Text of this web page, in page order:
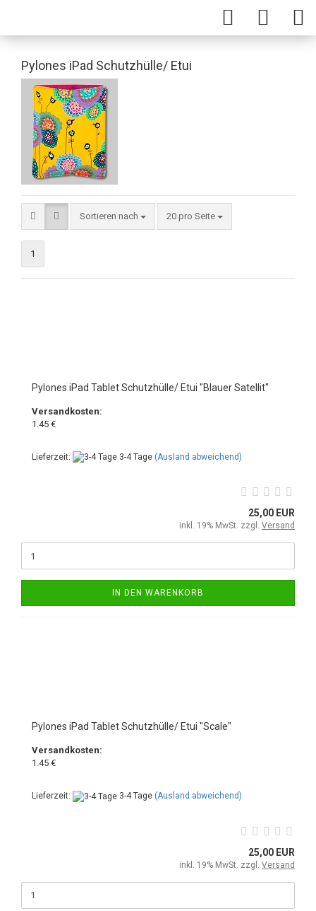
Pylones iPad Schutzhülle/ Etui
Sortieren nach 20 pro Seite
1
Pylones iPad Tablet Schutzhülle/ Etui "Blauer Satellit"
Versandkosten:
1.45 €
Lieferzeit: 3-4 Tage (Ausland abweichend)
25,00 EUR
inkl. 19% MwSt. zzgl. Versand
IN DEN WARENKORB
Pylones iPad Tablet Schutzhülle/ Etui "Scale"
Versandkosten:
1.45 €
Lieferzeit: 3-4 Tage (Ausland abweichend)
25,00 EUR
inkl. 19% MwSt. zzgl. Versand